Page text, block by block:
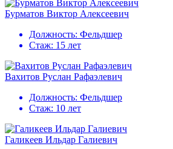
Бурматов Виктор Алексеевич
Должность: Фельдшер
Стаж: 15 лет
Вахитов Руслан Рафаэлевич
Должность: Фельдшер
Стаж: 10 лет
Галикеев Ильдар Галиевич